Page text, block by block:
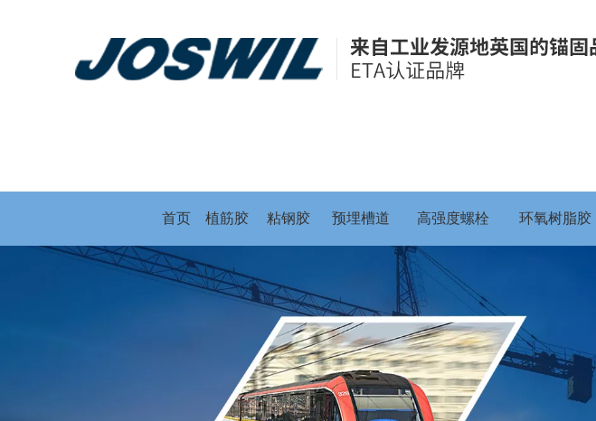
首页 植筋胶 粘钢胶 预埋槽道 高强度螺栓 环氧树脂胶